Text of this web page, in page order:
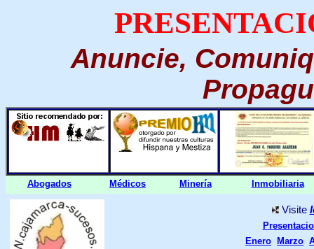
Anuncie,
Abogados Médicos Minería Inmobiliaria
Visite
Enero Marzo